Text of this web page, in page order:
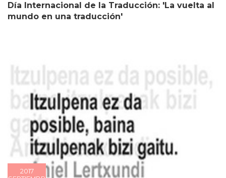
Día Internacional de la Traducción: 'La vuelta al
mundo en una traducción'
2017